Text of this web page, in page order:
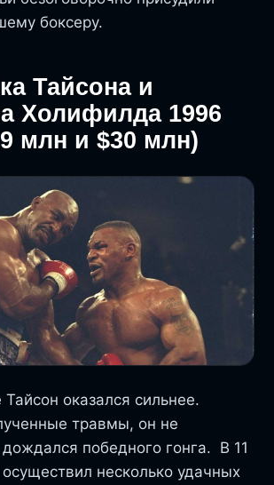
боксеру.
Тайсона и
Холифилда 1996
млн и $30 млн)
оказался сильнее.
травмы, он не
победного гонга. В 11
несколько удачных